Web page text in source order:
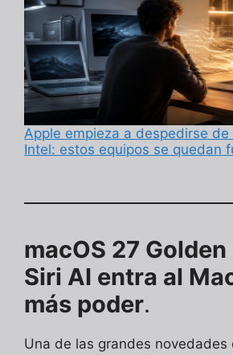
Apple empieza a despedirse de
Intel: estos equipos se quedan
macOS 27 Golden
Siri AI entra al
más poder.
Una de las grandes novedades